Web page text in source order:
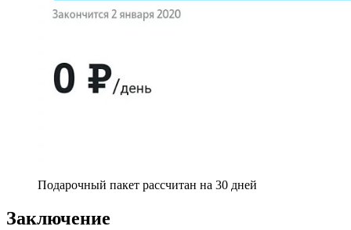
Подарочный пакет рассчитан на 30 дней
Заключение